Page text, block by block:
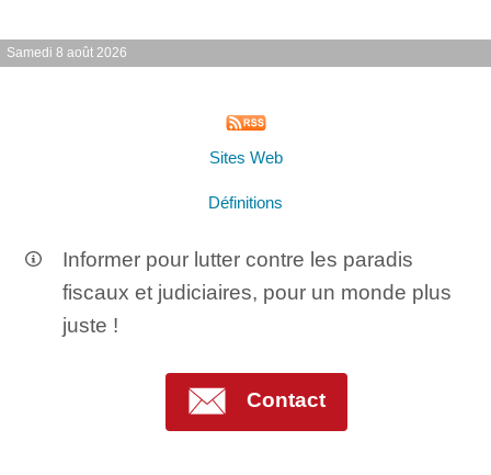
Samedi 8 août 2026
Sites Web
Définitions
Informer pour lutter contre les paradis
fiscaux et judiciaires, pour un monde plus
juste !
Contact